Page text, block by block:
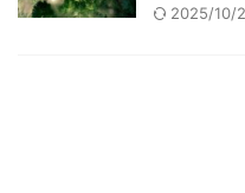
2025/10/